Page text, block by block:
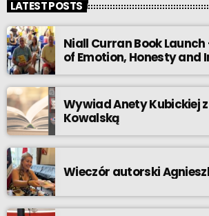
LATEST POSTS
Niall Curran Book Launch
of Emotion, Honesty and
Wywiad Anety Kubickiej
Kowalską
Wieczór autorski